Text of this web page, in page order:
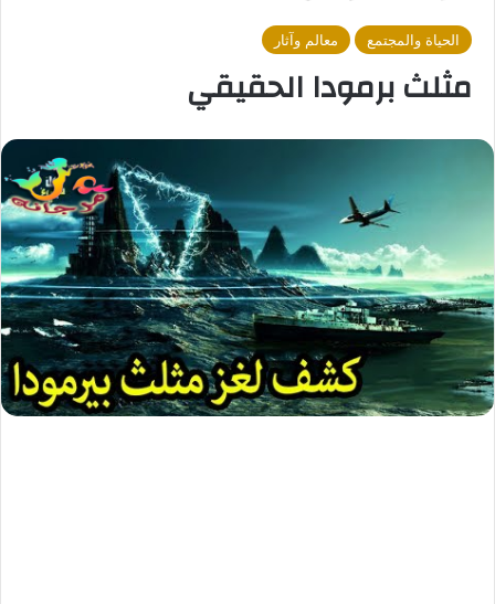
الحياة والمجتمع معالم وآثار
مثلث برمودا الحقيقي